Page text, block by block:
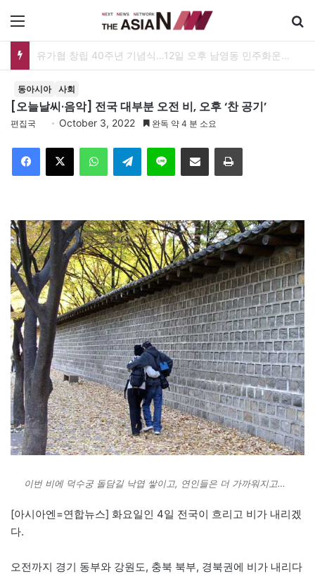
유가협 창립 40주년 기념식…12일 오후 남영동 민주화운동기념관
동아시아 사회
[오늘날씨·음악] 전국 대부분 오전 비, 오후 ‘찬 공기’
편집국 October 3, 2022 완독 약 4 분 소요
Telegram 이메일
이번 비에 덕수궁 돌담길 낙엽 쌓이고, 연인들은 더 가까워지고…
[아시아엔=연합뉴스] 화요일인 4일 전국이 흐리고 비가 내리겠
다.
오전까지 경기 동부와 강원도, 충북 북부, 경북권에 비가 내리다